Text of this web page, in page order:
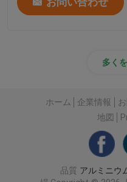
多く
ホーム 企業情報
地図
品質 アルミニウ